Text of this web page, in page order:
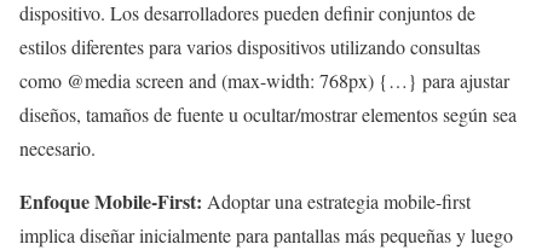
dispositivo. Los desarrolladores pueden definir conjuntos de
estilos diferentes para varios dispositivos utilizando consultas
como @media screen and (max-width: 768px) {…} para ajustar
diseños, tamaños de fuente u ocultar/mostrar elementos según sea
necesario.
Enfoque Mobile-First: Adoptar una estrategia mobile-first
implica diseñar inicialmente para pantallas más pequeñas y luego